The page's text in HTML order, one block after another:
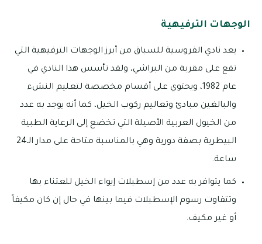
الوجهات الترفيهية
يعد نادي الفروسية للسباق من أبرز الوجهات الترفيهية التي
تقع على مقربة من البراشي، ولقد تأسس هذا النادي في
عام 1982، ويحتوي على أقسام مخصصة لتعليم النشء
والبالغين مبادئ وتعاليم ركوب الخيل، كما أنه يوجد به عدد
من الخيول العربية الأصيلة التي تخضع إلى الرعاية الطبية
البيطرية بصفة دورية وهي بالمناسبة متاحة على مدار الـ24
ساعة.
كما يتوافر به عدد من إسطبلات إيواء الخيل للعتناء بها
وتتفاوت رسوم الإسطبلات فيما بينها في حال إن كان مكيفاً
أو غير مكيف.